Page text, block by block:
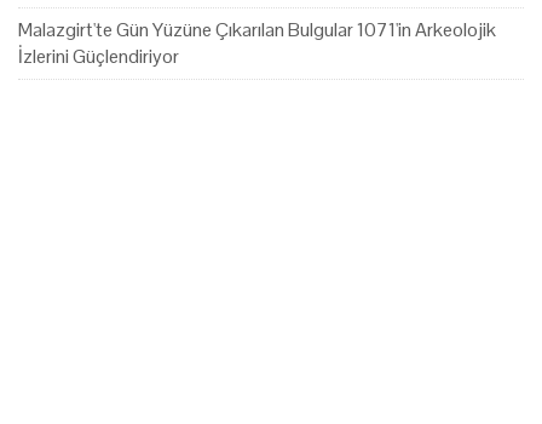
Malazgirt'te Gün Yüzüne Çıkarılan Bulgular 1071'in Arkeolojik
İzlerini Güçlendiriyor